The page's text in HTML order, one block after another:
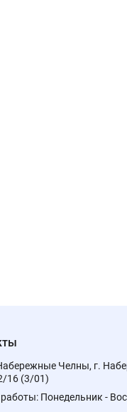
Челны, г.
16 (3/01)
Понедельник -